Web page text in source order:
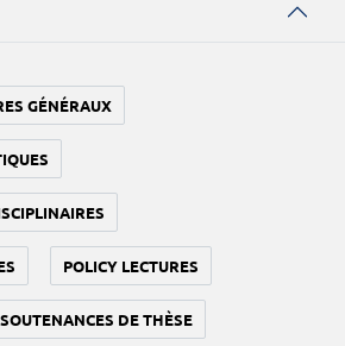
GÉNÉRAUX
POLICY LECTURES
SOUTENANCES DE THÈSE